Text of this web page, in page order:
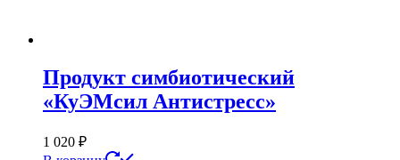
Продукт симбиотический
«КуЭМсил Антистресс»
1 020 ₽